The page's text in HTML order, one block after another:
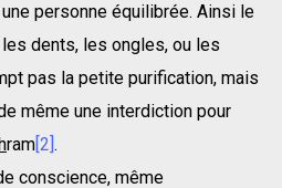
personne équilibrée. Ainsi le
dents, les ongles, ou les
pas la petite purification, mais
même une interdiction pour
ram[2].
conscience, même